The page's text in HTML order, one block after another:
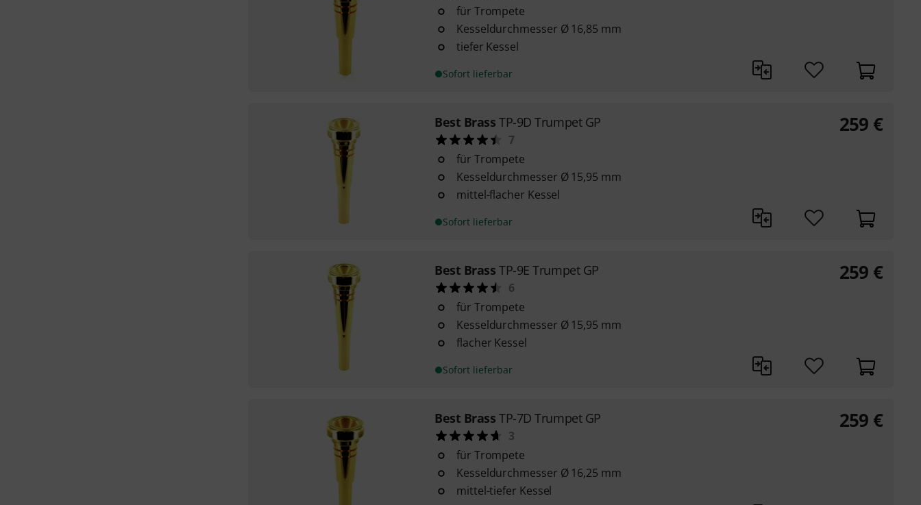
für Trompete
Kesseldurchmesser Ø 16,85 mm
tiefer Kessel
Sofort lieferbar
Best Brass TP-9D Trumpet GP
7
für Trompete
Kesseldurchmesser Ø 15,95 mm
mittel-flacher Kessel
Sofort lieferbar
259 €
Best Brass TP-9E Trumpet GP
6
für Trompete
Kesseldurchmesser Ø 15,95 mm
flacher Kessel
Sofort lieferbar
259 €
Best Brass TP-7D Trumpet GP
3
für Trompete
Kesseldurchmesser Ø 16,25 mm
mittel-tiefer Kessel
259 €